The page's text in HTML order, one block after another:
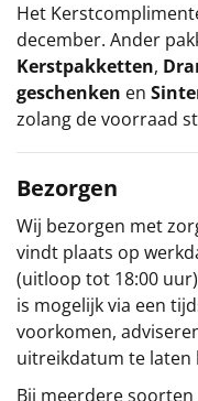
Het
december. Ander
Kerstpakketten,
geschenken en
zolang de voorraad
Bezorgen
Wij bezorgen met
vindt plaats op
(uitloop tot 18:00
is mogelijk via een
voorkomen,
uitreikdatum te laten
Bij meerdere